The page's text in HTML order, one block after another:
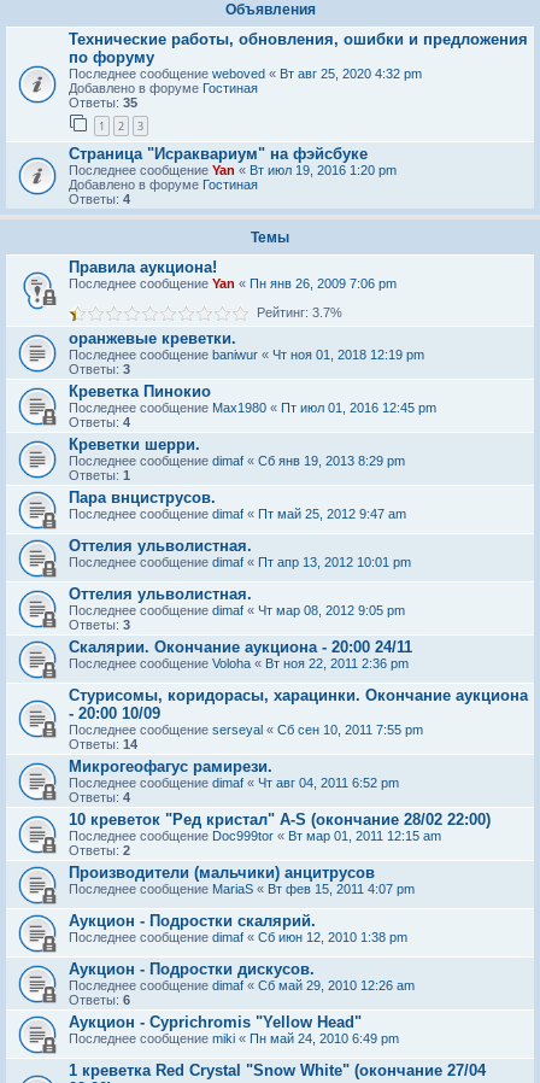
Объявления
Технические работы, обновления, ошибки и предложения
по форуму
Последнее сообщение weboved « Вт авг 25, 2020 4:32 pm
Добавлено в форуме Гостиная
Ответы: 35
1 2 3
Страница "Исраквариум" на фэйсбуке
Последнее сообщение Yan « Вт июл 19, 2016 1:20 pm
Добавлено в форуме Гостиная
Ответы: 4
Темы
Правила аукциона!
Последнее сообщение Yan « Пн янв 26, 2009 7:06 pm
Рейтинг: 3.7%
оранжевые креветки.
Последнее сообщение baniwur « Чт ноя 01, 2018 12:19 pm
Ответы: 3
Креветка Пинокио
Последнее сообщение Max1980 « Пт июл 01, 2016 12:45 pm
Ответы: 4
Креветки шерри.
Последнее сообщение dimaf « Сб янв 19, 2013 8:29 pm
Ответы: 1
Пара внциструсов.
Последнее сообщение dimaf « Пт май 25, 2012 9:47 am
Оттелия ульволистная.
Последнее сообщение dimaf « Пт апр 13, 2012 10:01 pm
Оттелия ульволистная.
Последнее сообщение dimaf « Чт мар 08, 2012 9:05 pm
Ответы: 3
Скалярии. Окончание аукциона - 20:00 24/11
Последнее сообщение Voloha « Вт ноя 22, 2011 2:36 pm
Стурисомы, коридорасы, харацинки. Окончание аукциона
- 20:00 10/09
Последнее сообщение serseyal « Сб сен 10, 2011 7:55 pm
Ответы: 14
Микрогеофагус рамирези.
Последнее сообщение dimaf « Чт авг 04, 2011 6:52 pm
Ответы: 4
10 креветок "Ред кристал" A-S (окончание 28/02 22:00)
Последнее сообщение Doc999tor « Вт мар 01, 2011 12:15 am
Ответы: 2
Производители (мальчики) анцитрусов
Последнее сообщение MariaS « Вт фев 15, 2011 4:07 pm
Аукцион - Подростки скалярий.
Последнее сообщение dimaf « Сб июн 12, 2010 1:38 pm
Аукцион - Подростки дискусов.
Последнее сообщение dimaf « Сб май 29, 2010 12:26 am
Ответы: 6
Аукцион - Cyprichromis "Yellow Head"
Последнее сообщение miki « Пн май 24, 2010 6:49 pm
1 креветка Red Crystal "Snow White" (окончание 27/04